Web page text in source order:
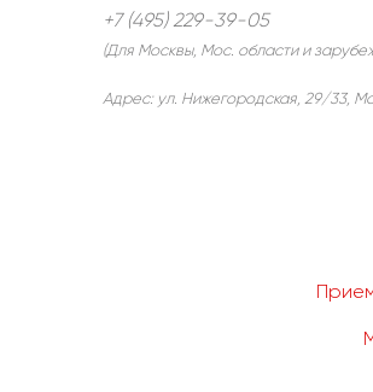
+7 (495) 229-39-05
(Для Москвы, Мос. области и
Адрес: ул. Нижегородская, 29/33,